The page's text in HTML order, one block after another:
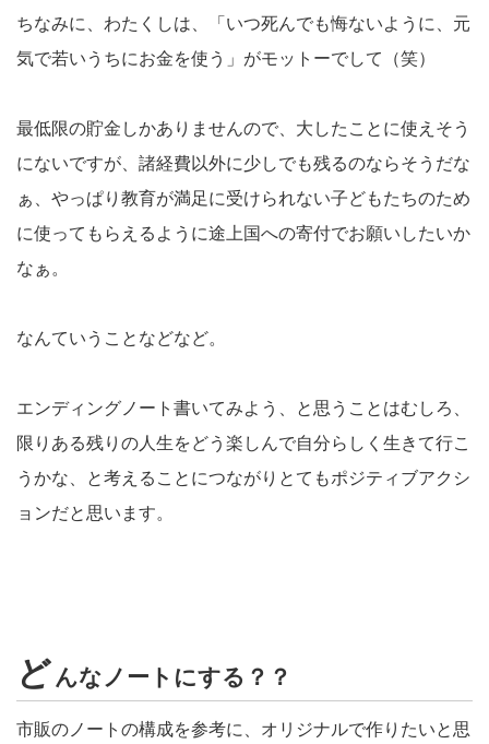
ちなみに、わたくしは、「いつ死んでも悔ないように、元
気で若いうちにお金を使う」がモットーでして（笑）
最低限の貯金しかありませんので、大したことに使えそう
にないですが、諸経費以外に少しでも残るのならそうだな
ぁ、やっぱり教育が満足に受けられない子どもたちのため
に使ってもらえるように途上国への寄付でお願いしたいか
なぁ。
なんていうことなどなど。
エンディングノート書いてみよう、と思うことはむしろ、
限りある残りの人生をどう楽しんで自分らしく生きて行こ
うかな、と考えることにつながりとてもポジティブアクシ
ョンだと思います。
ど んなノートにする？？
市販のノートの構成を参考に、オリジナルで作りたいと思